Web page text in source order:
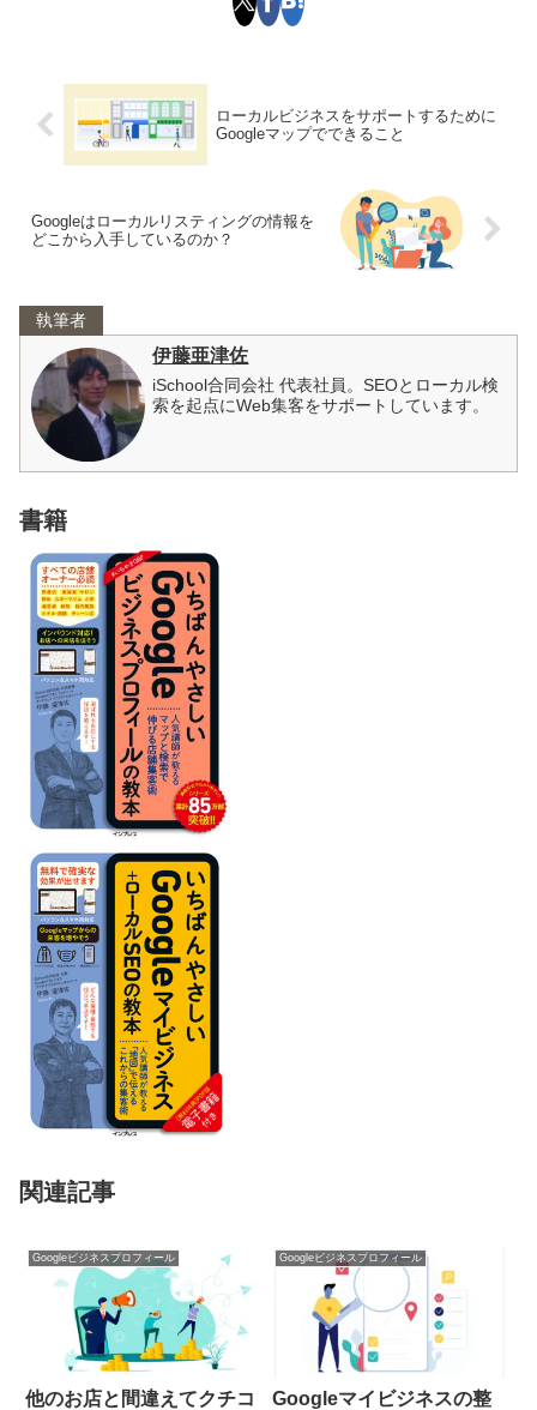
ローカルビジネスをサポートするために
Googleマップでできること
Googleはローカルリスティングの情報を
どこから入手しているのか？
執筆者
伊藤亜津佐
iSchool合同会社 代表社員。SEOとローカル検
索を起点にWeb集客をサポートしています。
書籍
関連記事
Googleビジネスプロフィール
他のお店と間違えてクチコ
Googleビジネスプロフィール
Googleマイビジネスの整